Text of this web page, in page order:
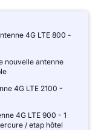
4G LTE 800 -
nouvelle antenne
4G LTE 2100 -
4G LTE 900 - 1
/ etap hôtel